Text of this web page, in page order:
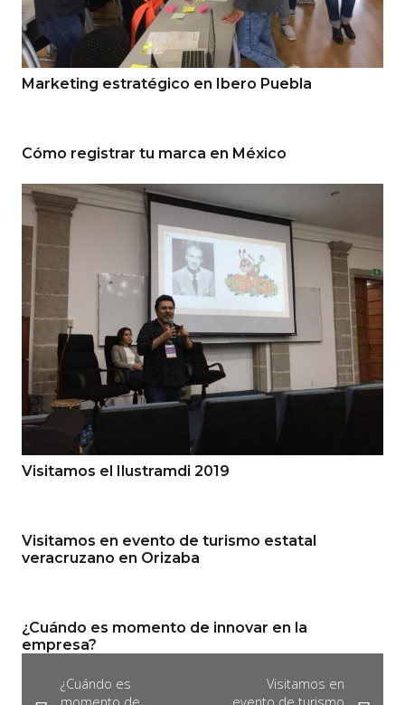
Marketing estratégico en Ibero Puebla
Cómo registrar tu marca en México
Visitamos el Ilustramdi 2019
Visitamos en evento de turismo estatal
veracruzano en Orizaba
¿Cuándo es momento de innovar en la
empresa?
¿Cuándo es
Visitamos en